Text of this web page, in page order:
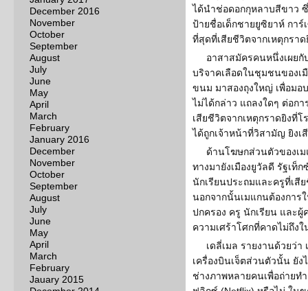
December 2016
November
October
September
August
July
June
May
April
March
February
January 2016
December
November
October
September
August
July
June
May
April
March
February
Jauary 2015
ได้นำช่อดอกกุหลาบสีขาว ซึ่
ป้ายชื่อเด็กชายยูซิยาห์ การ์
ที่สุดที่เสียชีวิตจากเหตุกรา
อาสาสมัครคนหนึ่งเผยกั
บริจาคเลือดในชุมชนของ
ขนม มาสองถุงใหญ่ เพื่อมอ
ไม่ได้กล่าว แถลงใดๆ ต่อก
เสียชีวิตจากเหตุกราดยิงที่
ได้ถูกเจ้าหน้าที่วิสามัญ ยิงเ
ด้านโฆษกส่วนตัวของเ
ทางมายังเมืองยูวัลดี รัฐเท็
นักเรียนประถมและครูที่เสี
นอกจากนั้นเมแกนต้องการ
ปกครอง ครู นักเรียน และ
ความเศร้าโศกที่คาดไม่ถึง
เดลี่เมล รายงานด้วยว่า
เครื่องบินเจ็ตส่วนตัวนั้น ยั
ช่างภาพหลายคนเพื่อถ่ายท